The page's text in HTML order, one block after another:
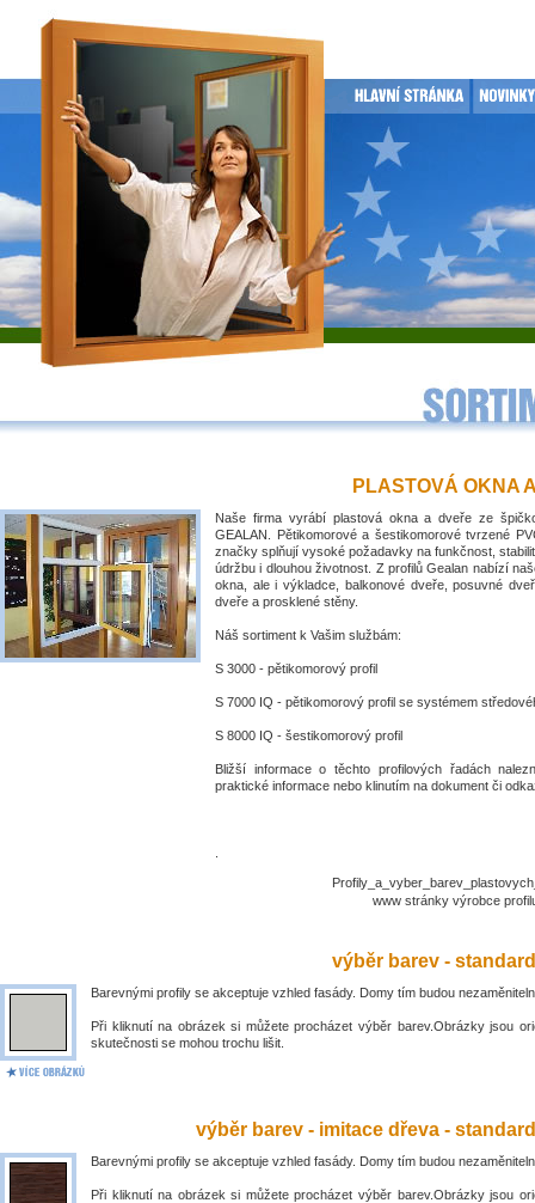
PLASTOVÁ OKNA
Naše firma vyrábí plastová okna a dveře ze
GEALAN. Pětikomorové a šestikomorové tvrzené
značky splňují vysoké požadavky na funkčnost,
údržbu i dlouhou životnost. Z profilů Gealan nabízí
okna, ale i výkladce, balkonové dveře, posuvné
dveře a prosklené stěny.
Náš sortiment k Vašim službám:
S 3000 - pětikomorový profil
S 7000 IQ - pětikomorový profil se systémem
S 8000 IQ - šestikomorový profil
Bližší informace o těchto profilových řadách
praktické informace nebo klinutím na dokument či
www stránky výrobce
výběr barev -
Barevnými profily se akceptuje vzhled fasády. Domy tím budou
Při kliknutí na obrázek si můžete procházet výběr barev.Obrázky jsou
skutečnosti se mohou trochu lišit.
výběr barev - imitace dřeva -
Barevnými profily se akceptuje vzhled fasády. Domy tím budou
Při kliknutí na obrázek si můžete procházet výběr barev.Obrázky jsou